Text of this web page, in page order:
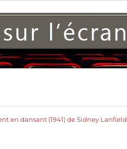
en dansant (1941) de Sidney Lanfield